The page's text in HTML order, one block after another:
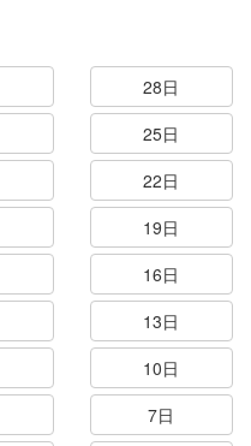
28日
25日
22日
19日
16日
13日
10日
7日